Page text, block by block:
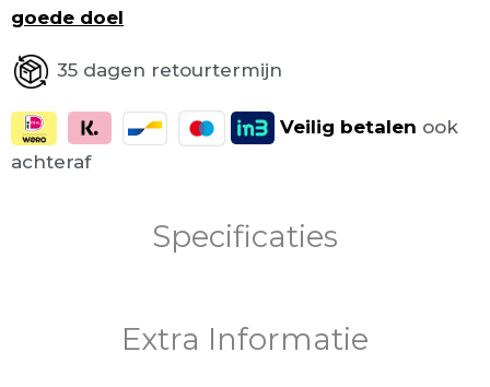
goede doel
35 dagen retourtermijn
Veilig betalen ook
achteraf
Specificaties
Extra Informatie